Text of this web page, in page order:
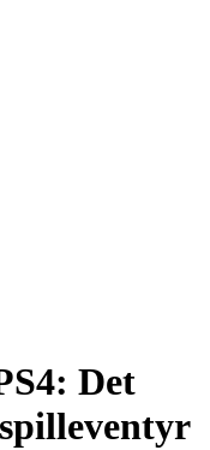
Det